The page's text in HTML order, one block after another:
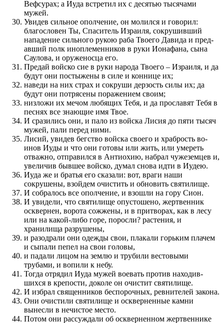
Вефсурах; а Иуда встретил их с десятью тысячами
мужей.
Увидев сильное ополче­ние, он молил­ся и говорил:
благо­словен Ты, Спаситель Израиля, сокрушив­ший
нападе­ние сильного рукою раба Твоего Давида и пред­
ав­ший по­лк иноплемен­ников в руки Ионафана, сына
Саулова, и оруженосца его.
Предай войско сие в руки народа Твоего – Израиля, и да
будут они по­стыжены в силе и кон­нице их;
наведи на них страх и сокруши дерзость силы их; да
будут они по­трясены по­раже­нием сво­им;
низложи их мечом любящих Тебя, и да про­славят Тебя в
песнях все зна­ю­щие имя Твое.
И сраз­ились они, и пало из войска Лисия до пяти тысяч
мужей, пали перед­ ними.
Лисий, увидев бег­с­т­во войска своего и храбрость во­
инов Иуды и что они готовы или жить, или умереть
отважно, отправил­ся в Антиохию, набрал чужеземцев и,
увеличив быв­шее войско, думал снова идти в Иудею.
Иуда же и братья его сказали: вот, враги наши
сокрушены, взойдем очистить и обновить святилище.
И собралось все ополче­ние, и взошли на гору Сион.
И увидели, что святилище опустошено, жертвен­ник
осквернен, ворота сожжены, и в при­творах, как в лесу
или на какой-либо горе, по­росли? расте­ния, и
хранилища раз­рушены,
и разо­драли они одежды свои, плакали горьким плачем
и сыпали пепел на свои головы,
и падали лицом на землю и трубили вестовыми
трубами, и вопили к небу.
Тогда отрядил Иуда мужей вое­вать про­тив находив­
шихся в крепости, доколе он очистит святилище.
И избрал священ­ников бес­порочных, ревнителей закона.
Они очистили святилище и осквернен­ные камни
вынесли в нечистое место.
Потом они рас­суждали об осквернен­ном жертвен­нике